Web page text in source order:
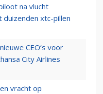
na vlucht
duizenden xtc-pillen
CEO’s voor
City Airlines
vracht op